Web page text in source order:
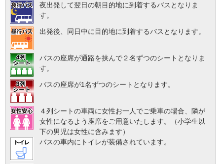
夜出発して翌日の朝目的地に到着するバスとなりま
す。
出発後、同日中に目的地に到着するバスとなります。
バスの座席が通路を挟んで２名ずつのシートとなりま
す。
バスの座席が1名ずつのシートとなります。
４列シートの車両に女性お一人でご乗車の場合、隣が
女性になるよう座席をご用意いたします。（小学生以
下の男児は女性に含みます）
バスの車内にトイレが装備されています。